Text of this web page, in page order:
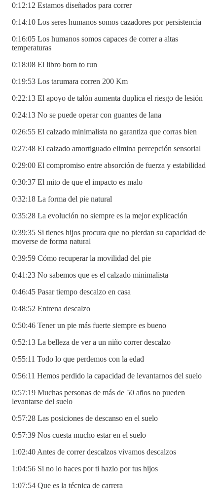
0:12:12 Estamos diseñados para correr
0:14:10 Los seres humanos somos cazadores por persistencia
0:16:05 Los humanos somos capaces de correr a altas
temperaturas
0:18:08 El libro born to run
0:19:53 Los tarumara corren 200 Km
0:22:13 El apoyo de talón aumenta duplica el riesgo de lesión
0:24:13 No se puede operar con guantes de lana
0:26:55 El calzado minimalista no garantiza que corras bien
0:27:48 El calzado amortiguado elimina percepción sensorial
0:29:00 El compromiso entre absorción de fuerza y estabilidad
0:30:37 El mito de que el impacto es malo
0:32:18 La forma del pie natural
0:35:28 La evolución no siempre es la mejor explicación
0:39:35 Si tienes hijos procura que no pierdan su capacidad de
moverse de forma natural
0:39:59 Cómo recuperar la movilidad del pie
0:41:23 No sabemos que es el calzado minimalista
0:46:45 Pasar tiempo descalzo en casa
0:48:52 Entrena descalzo
0:50:46 Tener un pie más fuerte siempre es bueno
0:52:13 La belleza de ver a un niño correr descalzo
0:55:11 Todo lo que perdemos con la edad
0:56:11 Hemos perdido la capacidad de levantarnos del suelo
0:57:19 Muchas personas de más de 50 años no pueden
levantarse del suelo
0:57:28 Las posiciones de descanso en el suelo
0:57:39 Nos cuesta mucho estar en el suelo
1:02:40 Antes de correr descalzos vivamos descalzos
1:04:56 Si no lo haces por ti hazlo por tus hijos
1:07:54 Que es la técnica de carrera